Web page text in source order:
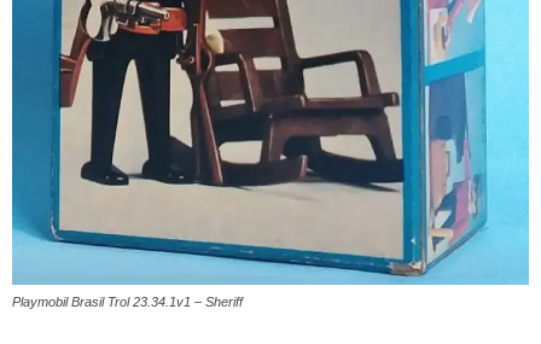
Playmobil Brasil Trol 23.34.1v1 – Sheriff